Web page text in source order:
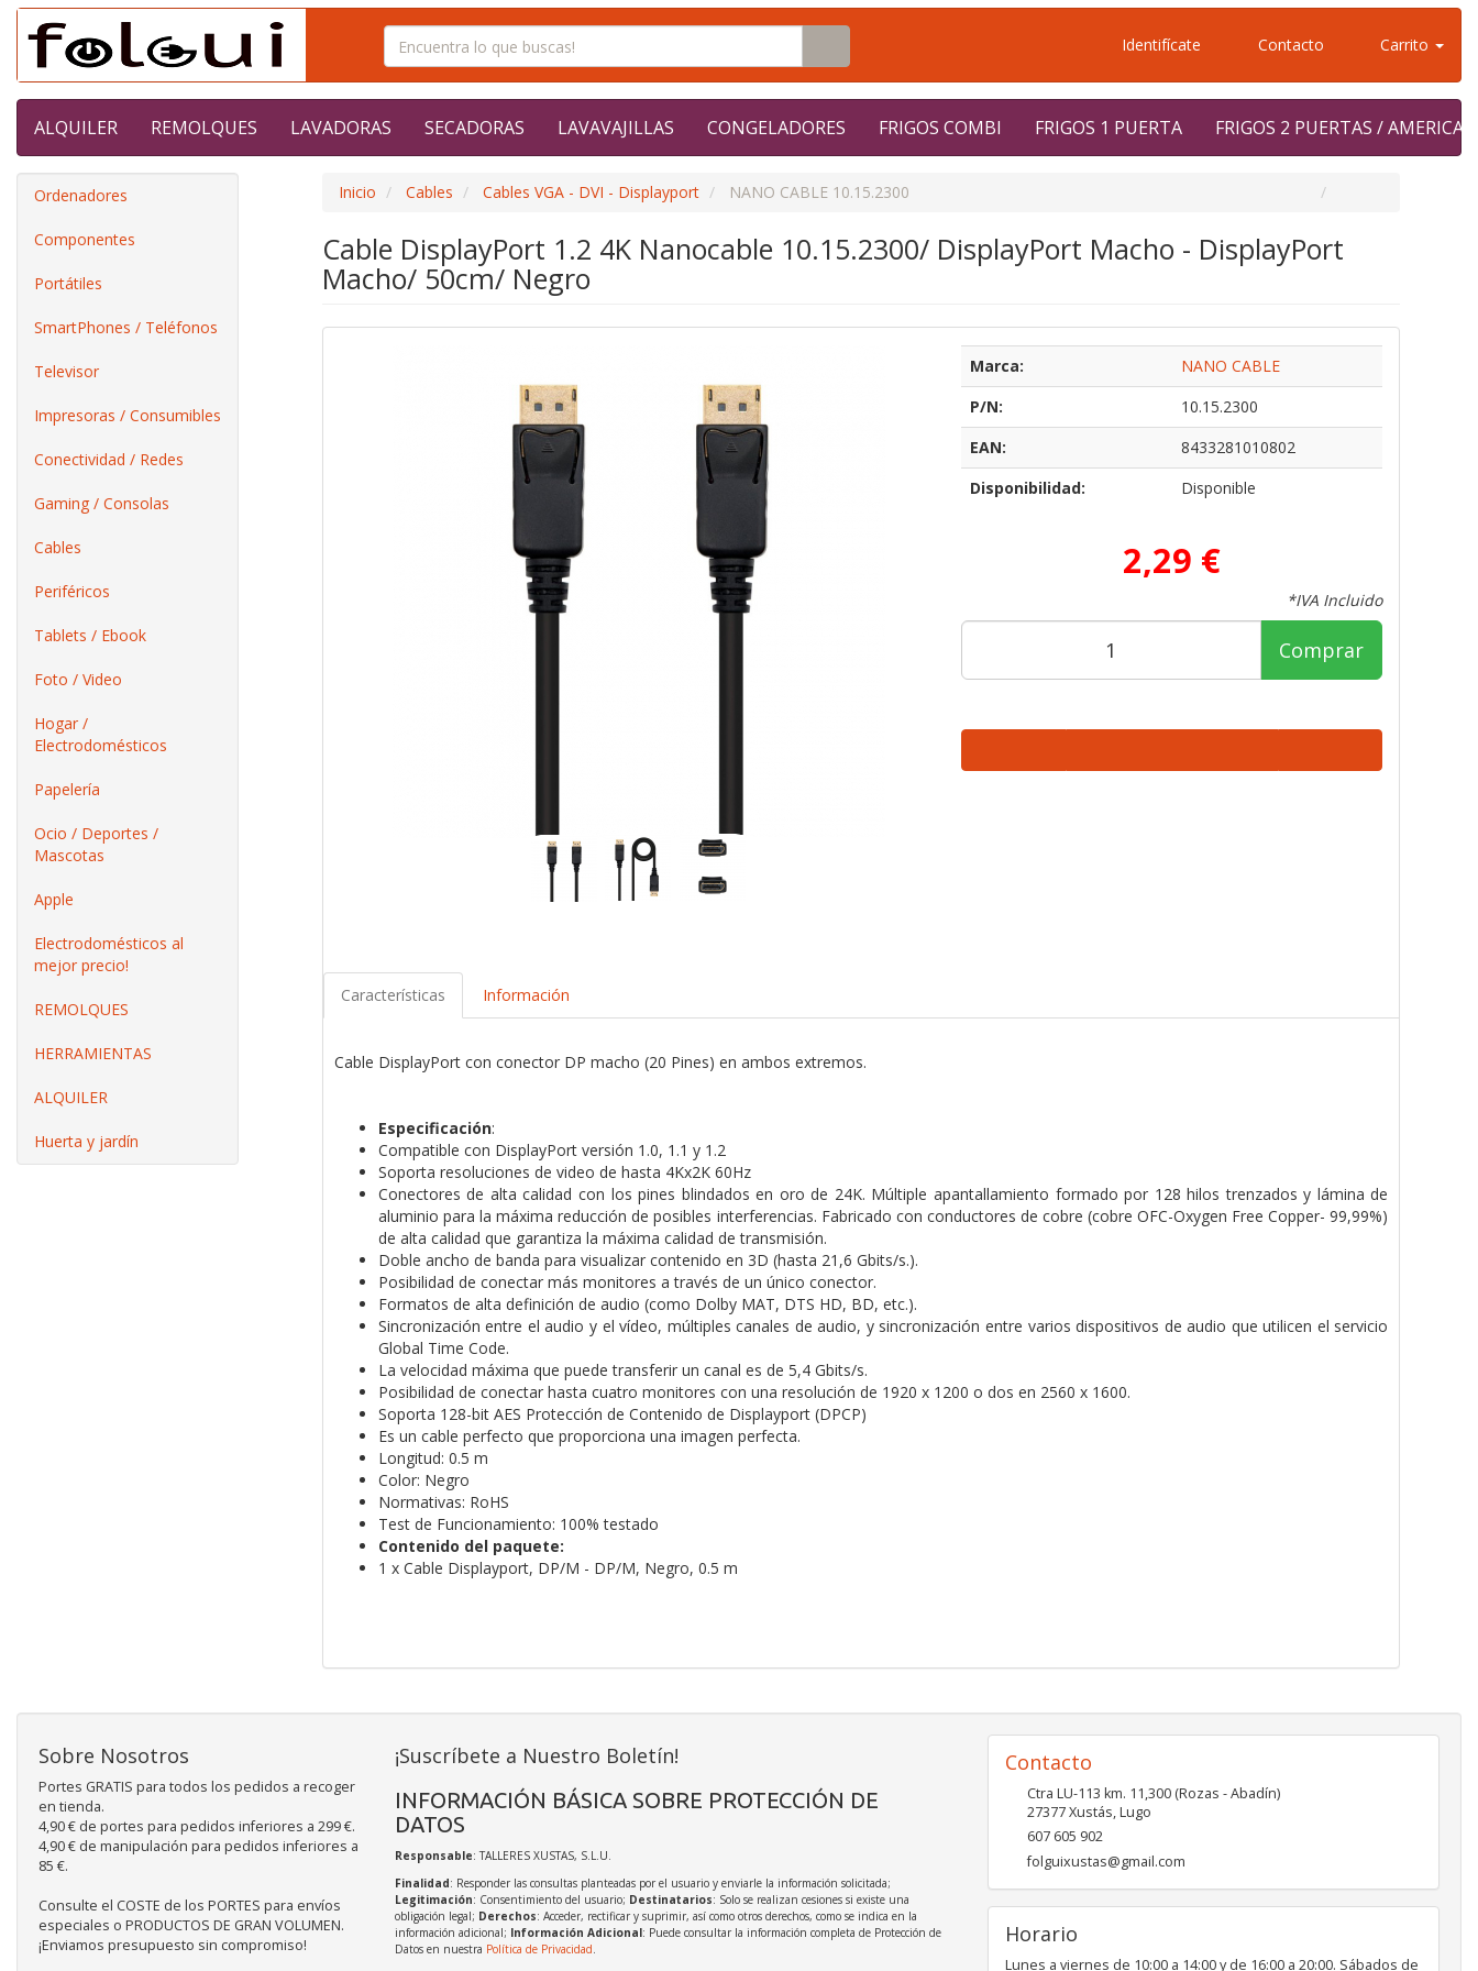
Identifícate Contacto Carrito
ALQUILER REMOLQUES LAVADORAS SECADORAS LAVAVAJILLAS CONGELADORES FRIGOS COMBI FRIGOS 1 PUERTA FRIGOS 2 PUERTAS /
Ordenadores
Componentes
Portátiles
SmartPhones / Teléfonos
Televisor
Impresoras / Consumibles
Conectividad / Redes
Gaming / Consolas
Cables
Periféricos
Tablets / Ebook
Foto / Video
Hogar /
Electrodomésticos
Papelería
Ocio / Deportes /
Mascotas
Apple
Electrodomésticos al
mejor precio!
REMOLQUES
HERRAMIENTAS
ALQUILER
Huerta y jardín
Inicio Cables Cables VGA - DVI - Displayport NANO CABLE 10.15.2300
Cable DisplayPort 1.2 4K Nanocable 10.15.2300/ DisplayPort Macho - DisplayPort
Macho/ 50cm/ Negro
Marca:
NANO CABLE
P/N:
10.15.2300
EAN:
8433281010802
Disponibilidad:
Disponible
2,29 €
*IVA Incluido
Comprar
Características Información
Cable DisplayPort con conector DP macho (20 Pines) en ambos extremos.
Especificación:
Compatible con DisplayPort versión 1.0, 1.1 y 1.2
Soporta resoluciones de video de hasta 4Kx2K 60Hz
Conectores de alta calidad con los pines blindados en oro de 24K. Múltiple apantallamiento formado por 128 hilos trenzados y lámina de
aluminio para la máxima reducción de posibles interferencias. Fabricado con conductores de cobre (cobre OFC-Oxygen Free Copper- 99,99%)
de alta calidad que garantiza la máxima calidad de transmisión.
Doble ancho de banda para visualizar contenido en 3D (hasta 21,6 Gbits/s.).
Posibilidad de conectar más monitores a través de un único conector.
Formatos de alta definición de audio (como Dolby MAT, DTS HD, BD, etc.).
Sincronización entre el audio y el vídeo, múltiples canales de audio, y sincronización entre varios dispositivos de audio que utilicen el servicio
Global Time Code.
La velocidad máxima que puede transferir un canal es de 5,4 Gbits/s.
Posibilidad de conectar hasta cuatro monitores con una resolución de 1920 x 1200 o dos en 2560 x 1600.
Soporta 128-bit AES Protección de Contenido de Displayport (DPCP)
Es un cable perfecto que proporciona una imagen perfecta.
Longitud: 0.5 m
Color: Negro
Normativas: RoHS
Test de Funcionamiento: 100% testado
Contenido del paquete:
1 x Cable Displayport, DP/M - DP/M, Negro, 0.5 m
Sobre Nosotros
Portes GRATIS para todos los pedidos a recoger
en tienda.
4,90 € de portes para pedidos inferiores a 299 €.
4,90 € de manipulación para pedidos inferiores a
85 €.
Consulte el COSTE de los PORTES para envíos
especiales o PRODUCTOS DE GRAN VOLUMEN.
¡Enviamos presupuesto sin compromiso!
¡Suscríbete a Nuestro Boletín!
INFORMACIÓN BÁSICA SOBRE PROTECCIÓN DE
DATOS
Responsable: TALLERES XUSTAS, S.L.U.
Finalidad: Responder las consultas planteadas por el usuario y enviarle la información solicitada;
Legitimación: Consentimiento del usuario; Destinatarios: Solo se realizan cesiones si existe una
obligación legal; Derechos: Acceder, rectificar y suprimir, así como otros derechos, como se indica en la
información adicional; Información Adicional: Puede consultar la información completa de Protección de
Datos en nuestra Política de Privacidad.
Contacto
Ctra LU-113 km. 11,300 (Rozas - Abadín)
27377Xustás,Lugo
607 605 902
folguixustas@gmail.com
Horario
Lunes a viernes de 10:00 a 14:00 y de 16:00 a 20:00. Sábados de